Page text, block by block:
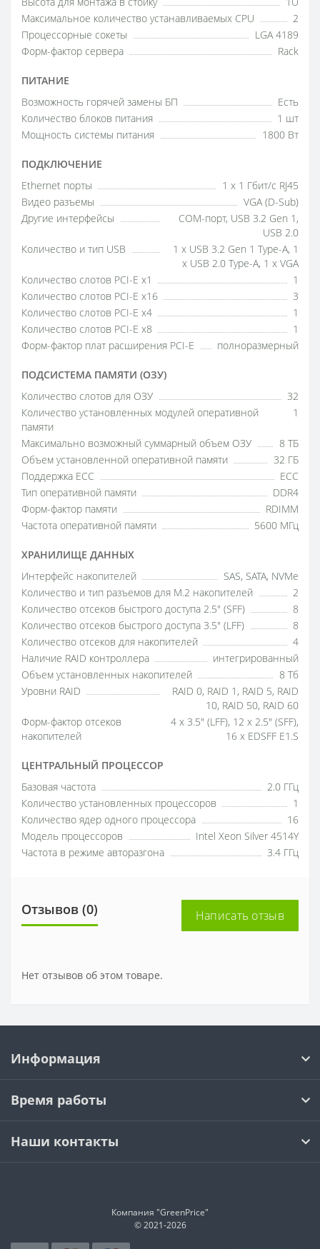
Максимальное количество устанавливаемых CPU
2
Процессорные сокеты
LGA 4189
Форм-фактор сервера
Rack
ПИТАНИЕ
Возможность горячей замены БП
Есть
Количество блоков питания
1 шт
Мощность системы питания
1800 Вт
ПОДКЛЮЧЕНИЕ
Ethernet порты
1 x 1 Гбит/с RJ45
Видео разъемы
VGA (D-Sub)
Другие интерфейсы
COM-порт, USB 3.2 Gen 1,
USB 2.0
Количество и тип USB
1 x USB 3.2 Gen 1 Type-A, 1
x USB 2.0 Type-A, 1 x VGA
Количество слотов PCI-E x1
1
Количество слотов PCI-E x16
3
Количество слотов PCI-E x4
1
Количество слотов PCI-E x8
1
Форм-фактор плат расширения PCI-E
полноразмерный
ПОДСИСТЕМА ПАМЯТИ (ОЗУ)
Количество слотов для ОЗУ
32
Количество установленных модулей оперативной
памяти
1
Максимально возможный суммарный объем ОЗУ
8 ТБ
Объем установленной оперативной памяти
32 ГБ
Поддержка ECC
ECC
Тип оперативной памяти
DDR4
Форм-фактор памяти
RDIMM
Частота оперативной памяти
5600 МГц
ХРАНИЛИЩЕ ДАННЫХ
Интерфейс накопителей
SAS, SATA, NVMe
Количество и тип разъемов для M.2 накопителей
2
Количество отсеков быстрого доступа 2.5" (SFF)
8
Количество отсеков быстрого доступа 3.5" (LFF)
8
Количество отсеков для накопителей
4
Наличие RAID контроллера
интегрированный
Объем установленных накопителей
8 Тб
Уровни RAID
RAID 0, RAID 1, RAID 5, RAID
10, RAID 50, RAID 60
Форм-фактор отсеков
накопителей
4 x 3.5" (LFF), 12 x 2.5" (SFF),
16 x EDSFF E1.S
ЦЕНТРАЛЬНЫЙ ПРОЦЕССОР
Базовая частота
2.0 ГГц
Количество установленных процессоров
1
Количество ядер одного процессора
16
Модель процессоров
Intel Xeon Silver 4514Y
Частота в режиме авторазгона
3.4 ГГц
Отзывов (0) Написать отзыв
Нет отзывов об этом товаре.
Информация
Время работы
Наши контакты
Компания "GreenPrice"
© 2021-2026